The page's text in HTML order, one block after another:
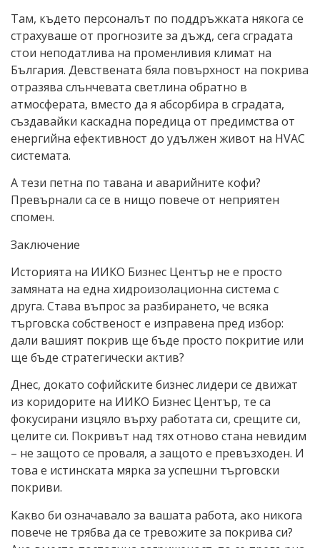
Там, където персоналът по поддръжката някога се
страхуваше от прогнозите за дъжд, сега сградата
стои неподатлива на променливия климат на
България. Девствената бяла повърхност на покрива
отразява слънчевата светлина обратно в
атмосферата, вместо да я абсорбира в сградата,
създавайки каскадна поредица от предимства от
енергийна ефективност до удължен живот на HVAC
системата.
А тези петна по тавана и аварийните кофи?
Превърнали са се в нищо повече от неприятен
спомен.
Заключение
Историята на ИИКО Бизнес Център не е просто
замяната на една хидроизолационна система с
друга. Става въпрос за разбирането, че всяка
търговска собственост е изправена пред избор:
дали вашият покрив ще бъде просто покритие или
ще бъде стратегически актив?
Днес, докато софийските бизнес лидери се движат
из коридорите на ИИКО Бизнес Център, те са
фокусирани изцяло върху работата си, срещите си,
целите си. Покривът над тях отново стана невидим
– не защото се проваля, а защото е превъзходен. И
това е истинската мярка за успешни търговски
покриви.
Какво би означавало за вашата работа, ако никога
повече не трябва да се тревожите за покрива си?